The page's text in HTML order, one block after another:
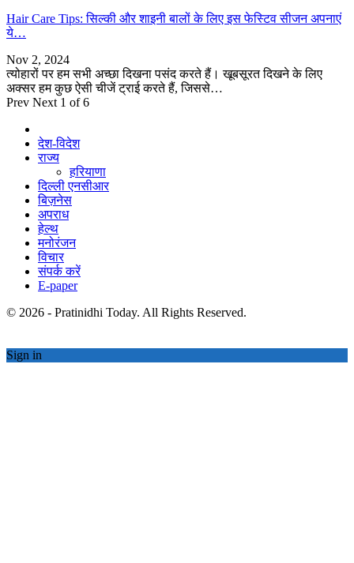
Hair Care Tips: सिल्की और शाइनी बालों के लिए इस फेस्टिव सीजन अपनाएं
ये…
Nov 2, 2024
त्योहारों पर हम सभी अच्छा दिखना पसंद करते हैं। खूबसूरत दिखने के लिए
अक्सर हम कुछ ऐसी चीजें ट्राई करते हैं, जिससे…
Prev Next 1 of 6
देश-विदेश
राज्य
हरियाणा
दिल्ली एनसीआर
बिज़नेस
अपराध
हेल्थ
मनोरंजन
विचार
संपर्क करें
E-paper
© 2026 - Pratinidhi Today. All Rights Reserved.
Sign in